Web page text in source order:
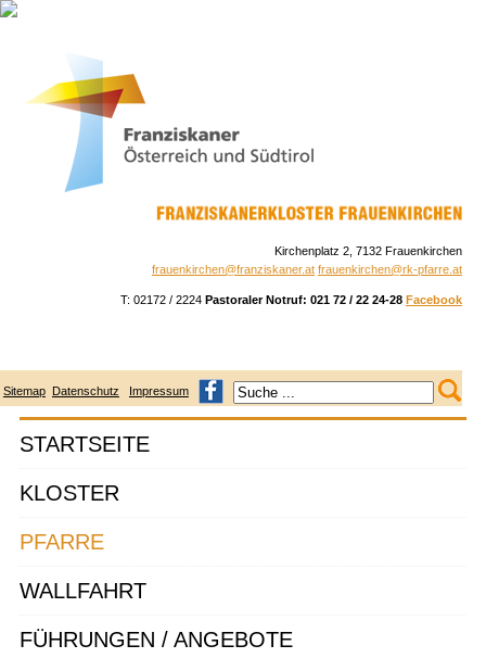
to
Kirchenplatz 2, 7132 Frauenkirchen
frauenkirchen@franziskaner.at frauenkirchen@rk-pfarre.at
T: 02172 / 2224 Pastoraler Notruf: 021 72 / 22 24-28 Facebook
Sitemap Datenschutz Impressum
STARTSEITE
KLOSTER
PFARRE
WALLFAHRT
FÜHRUNGEN / ANGEBOTE